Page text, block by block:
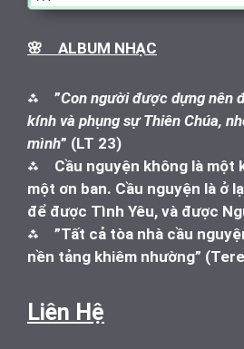
🌸 ALBUM NHẠC
⁂ ”Con người được dựng nên
kính và phụng sự Thiên Chúa,
mình” (LT 23)
⁂ Cầu nguyện không là một
một ơn ban. Cầu nguyện là ở
để được Tình Yêu, và được
⁂ ”Tất cả tòa nhà cầu
nền tảng khiêm nhường”
Liên Hệ